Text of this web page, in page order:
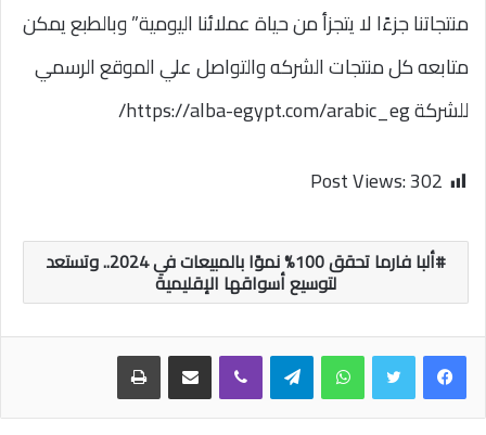
منتجاتنا جزءًا لا يتجزأ من حياة عملائنا اليومية” وبالطبع يمكن
متابعه كل منتجات الشركه والتواصل علي الموقع الرسمي
للشركة https://alba-egypt.com/arabic_eg/
Post Views:302
ألبا فارما تحقق 100% نموًا بالمبيعات في 2024.. وتستعد
لتوسيع أسواقها الإقليمية
واتساب تيلقرام